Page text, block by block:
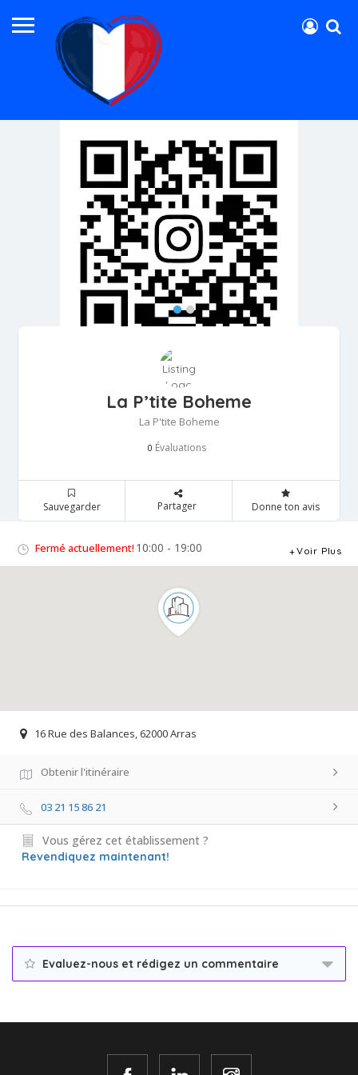
La P’tite Boheme
La P'tite Boheme
0 Évaluations
Sauvegarder Partager Donne ton avis
Fermé actuellement! 10:00 - 19:00 Voir Plus
16 Rue des Balances, 62000 Arras
Obtenir l'itinéraire
03 21 15 86 21
Vous gérez cet établissement ?
Revendiquez maintenant!
Evaluez-nous et rédigez un commentaire